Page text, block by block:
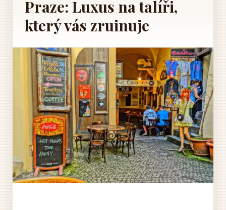
Praze: Luxus na talíři,
který vás zruinuje